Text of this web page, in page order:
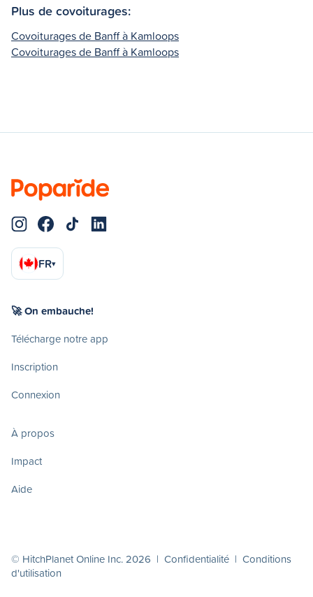
Plus de covoiturages:
Covoiturages de Banff à Kamloops
Covoiturages de Banff à Kamloops
FR▾
🚀 On embauche!
Télécharge notre app
Inscription
Connexion
À propos
Impact
Aide
© HitchPlanet Online Inc. 2026 | Confidentialité | Conditions
d'utilisation